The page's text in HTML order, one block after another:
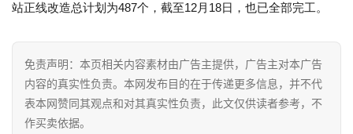
济
金
融
互
站正线改造总计划为487个，截至12月18日，也已全部完工。
免责声明：本页相关内容素材由广告主提供，广告主对本广告
内容的真实性负责。本网发布目的在于传递更多信息，并不代
表本网赞同其观点和对其真实性负责，此文仅供读者参考，不
作买卖依据。